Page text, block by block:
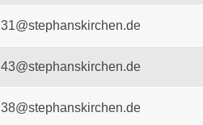
31@stephanskirchen.de
43@stephanskirchen.de
38@stephanskirchen.de